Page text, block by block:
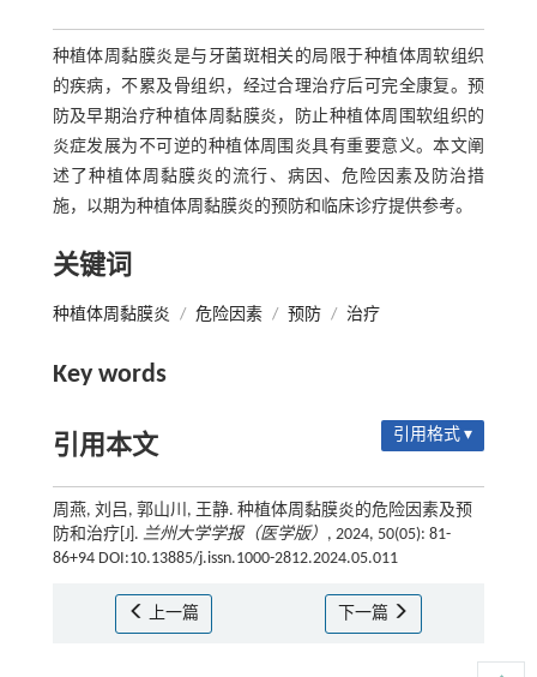
种植体周黏膜炎是与牙菌斑相关的局限于种植体周软组织
的疾病，不累及骨组织，经过合理治疗后可完全康复。预
防及早期治疗种植体周黏膜炎，防止种植体周围软组织的
炎症发展为不可逆的种植体周围炎具有重要意义。本文阐
述了种植体周黏膜炎的流行、病因、危险因素及防治措
施，以期为种植体周黏膜炎的预防和临床诊疗提供参考。
关键词
种植体周黏膜炎 / 危险因素 / 预防 / 治疗
Key words
引用本文 引用格式 ▾
周燕, 刘吕, 郭山川, 王静. 种植体周黏膜炎的危险因素及预
防和治疗[J]. 兰州大学学报（医学版） , 2024, 50(05): 81-
86+94 DOI:10.13885/j.issn.1000-2812.2024.05.011
上一篇 下一篇